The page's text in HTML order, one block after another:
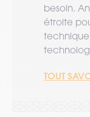
besoin.
étroite
TOUT